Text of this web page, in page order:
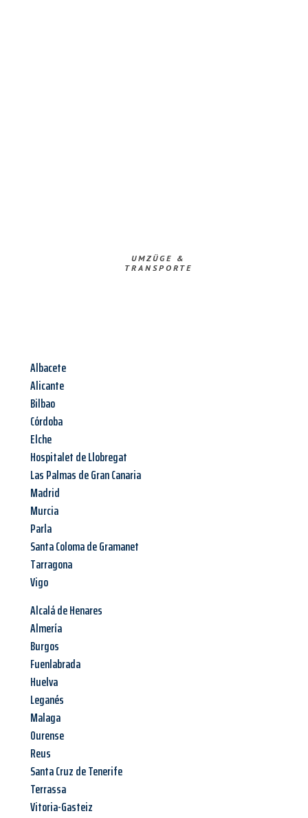
UMZÜGE &
TRANSPORTE
Albacete
Alicante
Bilbao
Córdoba
Elche
Hospitalet de Llobregat
Las Palmas de Gran Canaria
Madrid
Murcia
Parla
Santa Coloma de Gramanet
Tarragona
Vigo
Alcalá de Henares
Almería
Burgos
Fuenlabrada
Huelva
Leganés
Malaga
Ourense
Reus
Santa Cruz de Tenerife
Terrassa
Vitoria-Gasteiz